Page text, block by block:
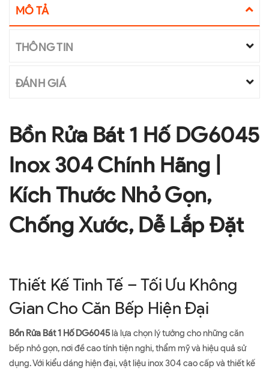
MÔ TẢ
THÔNG TIN
ĐÁNH GIÁ
Bồn Rửa Bát 1 Hố DG6045
Inox 304 Chính Hãng |
Kích Thước Nhỏ Gọn,
Chống Xước, Dễ Lắp Đặt
Thiết Kế Tinh Tế – Tối Ưu Không
Gian Cho Căn Bếp Hiện Đại
Bồn Rửa Bát 1 Hố DG6045là lựa chọn lý tưởng cho những căn
bếp nhỏ gọn, nơi đề cao tính tiện nghi, thẩm mỹ và hiệu quả sử
dụng. Với kiểu dáng hiện đại, vật liệu inox 304 cao cấp và thiết kế